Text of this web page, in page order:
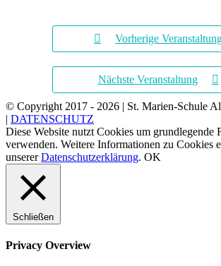
Vorherige
Nächste Veranstaltung
© Copyright 2017 - 2026 | St. Marien-Schule
| DATENSCHUTZ
Diese Website nutzt Cookies um grundlegende
verwenden. Weitere Informationen zu Cookies
unsererDatenschutzerklärung. OK
Schließen
Privacy Overview